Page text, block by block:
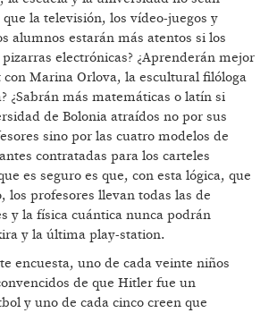
la televisión, los vídeo-juegos y
alumnos estarán más atentos si los
electrónicas? ¿Aprenderán mejor
Marina Orlova, la escultural filóloga
¿Sabrán más matemáticas o latín si
de Bolonia atraídos no por sus
sino por las cuatro modelos de
contratadas para los carteles
es seguro es que, con esta lógica, que
los profesores llevan todas las de
y la física cuántica nunca podrán
y la última play-station.
encuesta, uno de cada veinte niños
de que Hitler fue un
y uno de cada cinco creen que